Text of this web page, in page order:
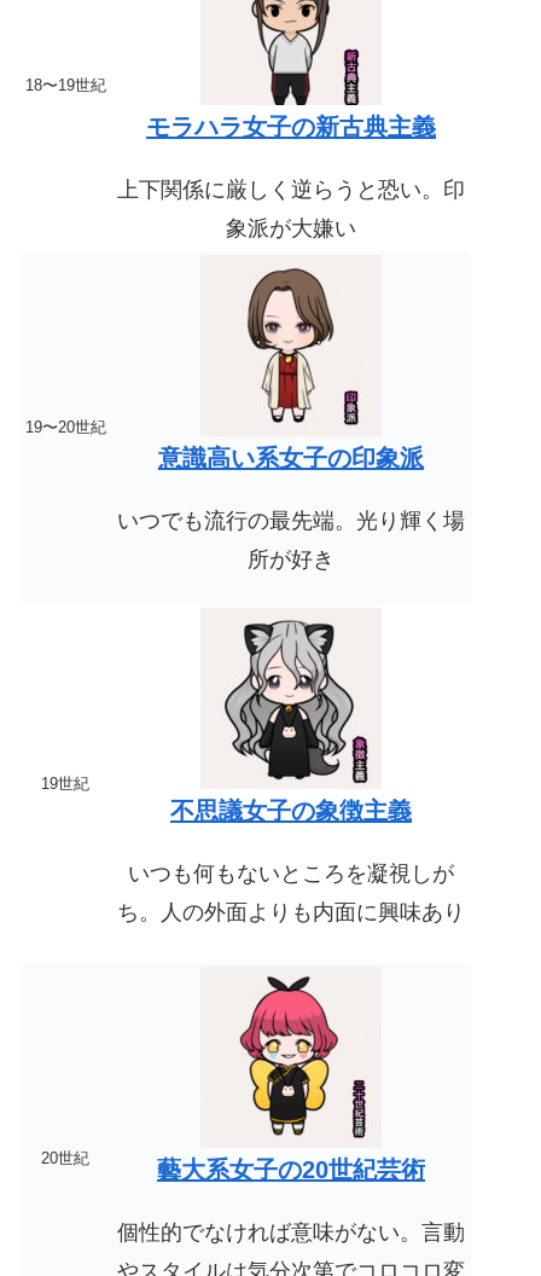
18〜19世紀
モラハラ女子の新古典主義
上下関係に厳しく逆らうと恐い。 印
象派が大嫌い
19〜20世紀
意識高い系女子の印象派
いつでも流行の最先端。 光り輝く場
所が好き
19世紀
不思議女子の象徴主義
いつも何もないところを凝視しが
ち。人の外面よりも内面に興味あり
20世紀 藝大系女子の20世紀芸術
個性的でなければ意味がない。言動